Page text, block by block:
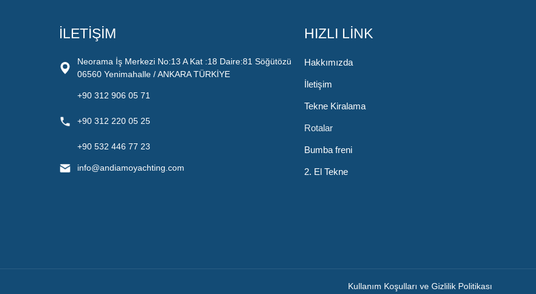
İLETİŞİM
Neorama İş Merkezi No:13 A Kat :18 Daire:81 Söğütözü
06560 Yenimahalle / ANKARA TÜRKİYE
+90 312 906 05 71
+90 312 220 05 25
+90 532 446 77 23
info@andiamoyachting.com
HIZLI LİNK
Hakkımızda
İletişim
Tekne Kiralama
Rotalar
Bumba freni
2. El Tekne
Kullanım Koşulları ve Gizlilik Politikası